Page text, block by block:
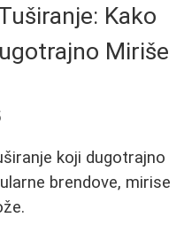
Kako
Miriše
koji dugotrajno
brendove, mirise